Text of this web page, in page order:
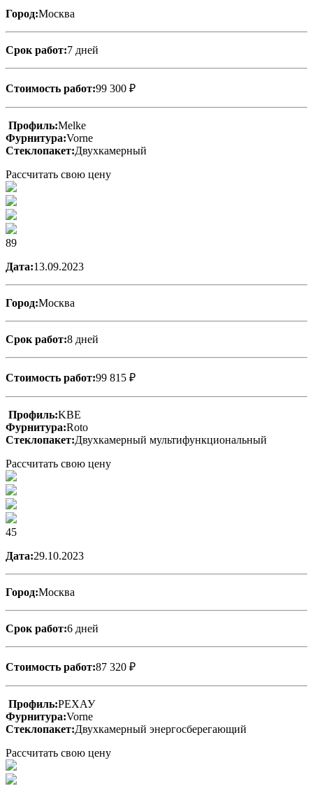
Город:Москва
Срок работ:7 дней
Стоимость работ:99 300 ₽
Профиль:Melke
Фурнитура:Vorne
Стеклопакет:Двухкамерный
Рассчитать свою цену
89
Дата:13.09.2023
Город:Москва
Срок работ:8 дней
Стоимость работ:99 815 ₽
Профиль:KBE
Фурнитура:Roto
Стеклопакет:Двухкамерный мультифункциональный
Рассчитать свою цену
45
Дата:29.10.2023
Город:Москва
Срок работ:6 дней
Стоимость работ:87 320 ₽
Профиль:РЕХАУ
Фурнитура:Vorne
Стеклопакет:Двухкамерный энергосберегающий
Рассчитать свою цену